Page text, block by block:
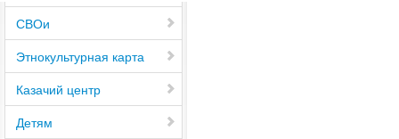
СВОи
Этнокультурная карта
Казачий центр
Детям